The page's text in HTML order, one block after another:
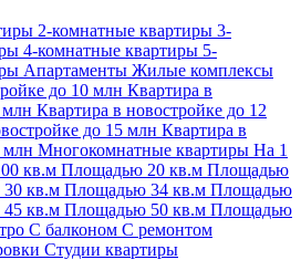
2-комнатные квартиры 3-
4-комнатные квартиры 5-
Апартаменты Жилые комплексы
до 10 млн Квартира в
млн Квартира в новостройке до 12
до 15 млн Квартира в
млн Многокомнатные квартиры На 1
кв.м Площадью 20 кв.м Площадью
кв.м Площадью 34 кв.м Площадью
кв.м Площадью 50 кв.м Площадью
С балконом С ремонтом
Студии квартиры